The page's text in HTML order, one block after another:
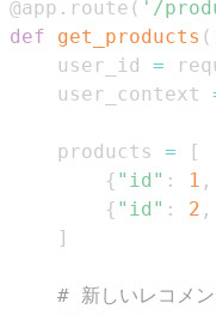
@app . route ( '/
def
get_products (
    user_id
=
    user_context
    products
=
[
{ "id" : 1 ,
{ "id" : 2 ,
]
# 新しいレコメン